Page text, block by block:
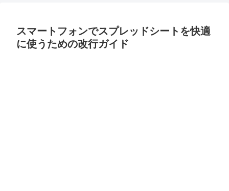
スマートフォンでスプレッドシートを快適
に使うための改行ガイド